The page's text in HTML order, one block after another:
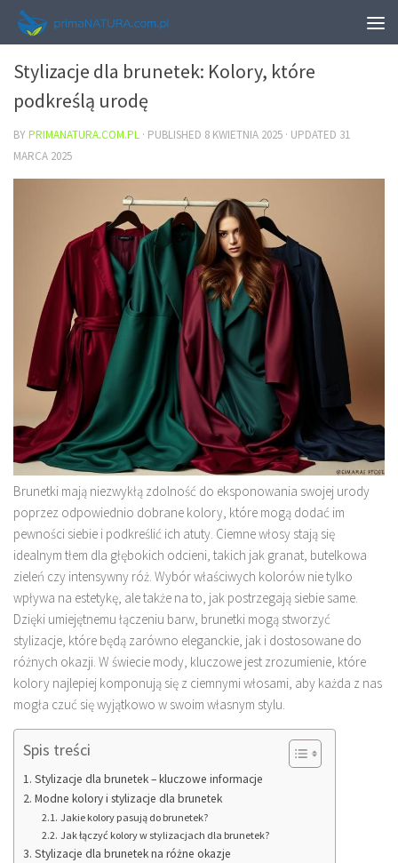
URODA
Stylizacje dla brunetek: Kolory, które
podkreślą urodę
BYPRIMANATURA.COM.PL · PUBLISHED 8 KWIETNIA 2025 · UPDATED 31
MARCA 2025
Brunetki mają niezwykłą zdolność do eksponowania swojej urody
poprzez odpowiednio dobrane kolory, które mogą dodać im
pewności siebie i podkreślić ich atuty. Ciemne włosy stają się
idealnym tłem dla głębokich odcieni, takich jak granat, butelkowa
zieleń czy intensywny róż. Wybór właściwych kolorów nie tylko
wpływa na estetykę, ale także na to, jak postrzegają siebie same.
Dzięki umiejętnemu łączeniu barw, brunetki mogą stworzyć
stylizacje, które będą zarówno eleganckie, jak i dostosowane do
różnych okazji. W świecie mody, kluczowe jest zrozumienie, które
kolory najlepiej komponują się z ciemnymi włosami, aby każda z nas
mogła czuć się wyjątkowo w swoim własnym stylu.
Spis treści
Stylizacje dla brunetek – kluczowe informacje
Modne kolory i stylizacje dla brunetek
Jakie kolory pasują do brunetek?
Jak łączyć kolory w stylizacjach dla brunetek?
Stylizacje dla brunetek na różne okazje